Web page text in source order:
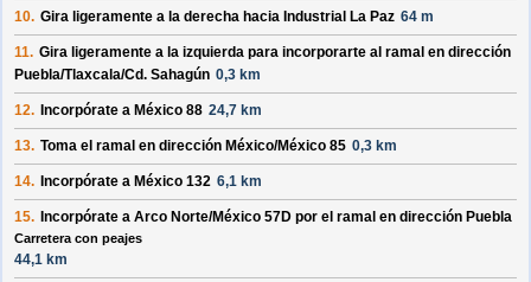
10. Gira ligeramente a la derecha hacia Industrial La Paz 64 m
11. Gira ligeramente a la izquierda para incorporarte al ramal en dirección
Puebla/Tlaxcala/Cd. Sahagún 0,3 km
12. Incorpórate a México 88 24,7 km
13. Toma el ramal en dirección México/México 85 0,3 km
14. Incorpórate a México 132 6,1 km
15. Incorpórate a Arco Norte/México 57D por el ramal en dirección Puebla
Carretera con peajes
44,1 km